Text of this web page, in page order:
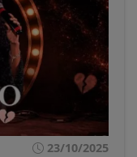
23/10/2025